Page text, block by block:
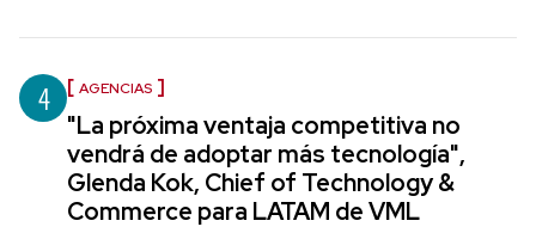
4 AGENCIAS
"La próxima ventaja competitiva no
vendrá de adoptar más tecnología",
Glenda Kok, Chief of Technology &
Commerce para LATAM de VML